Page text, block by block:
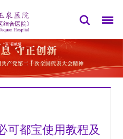
“医”看就懂
可都宝使用教程及